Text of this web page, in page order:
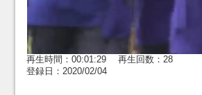
再生時間：00:01:29 再生回数：28
登録日：2020/02/04